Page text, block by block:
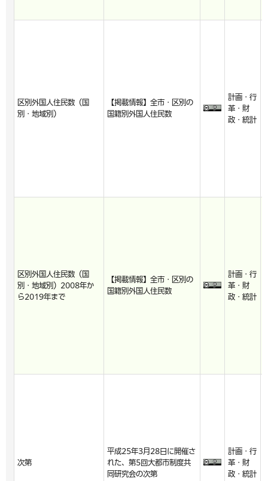
区別外国人住民数（国
別・地域別）
【掲載情報】全市・区別の
国籍別外国人住民数
計画・行
革・財
政・統計
区別外国人住民数（国
別・地域別）2008年か
ら2019年まで
【掲載情報】全市・区別の
国籍別外国人住民数
計画・行
革・財
政・統計
次第
平成25年3月28日に開催さ
れた、第5回大都市制度共
同研究会の次第
計画・行
革・財
政・統計